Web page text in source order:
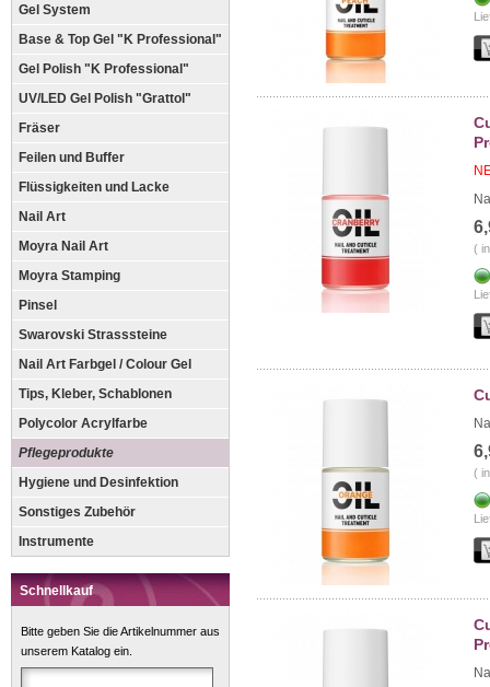
Gel System
Base & Top Gel "K Professional"
Gel Polish "K Professional"
UV/LED Gel Polish "Grattol"
Fräser
Feilen und Buffer
Flüssigkeiten und Lacke
Nail Art
Moyra Nail Art
Moyra Stamping
Pinsel
Swarovski Strasssteine
Nail Art Farbgel / Colour Gel
Tips, Kleber, Schablonen
Polycolor Acrylfarbe
Pflegeprodukte
Hygiene und Desinfektion
Sonstiges Zubehör
Instrumente
Schnellkauf
Bitte geben Sie die Artikelnummer aus
unserem Katalog ein.
(
(